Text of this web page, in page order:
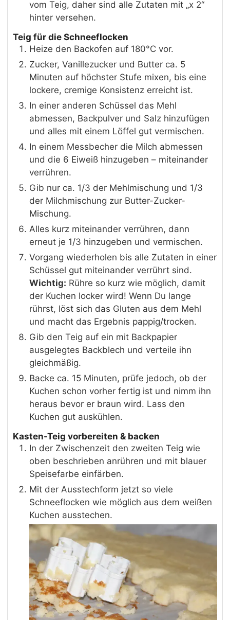
vom Teig, daher sind alle Zutaten mit „x 2“
hinter versehen.
Teig für die Schneeflocken
Heize den Backofen auf 180°C vor.
Zucker, Vanillezucker und Butter ca. 5
Minuten auf höchster Stufe mixen, bis eine
lockere, cremige Konsistenz erreicht ist.
In einer anderen Schüssel das Mehl
abmessen, Backpulver und Salz hinzufügen
und alles mit einem Löffel gut vermischen.
In einem Messbecher die Milch abmessen
und die 6 Eiweiß hinzugeben – miteinander
verrühren.
Gib nur ca. 1/3 der Mehlmischung und 1/3
der Milchmischung zur Butter-Zucker-
Mischung.
Alles kurz miteinander verrühren, dann
erneut je 1/3 hinzugeben und vermischen.
Vorgang wiederholen bis alle Zutaten in einer
Schüssel gut miteinander verrührt sind.
Wichtig: Rühre so kurz wie möglich, damit
der Kuchen locker wird! Wenn Du lange
rührst, löst sich das Gluten aus dem Mehl
und macht das Ergebnis pappig/trocken.
Gib den Teig auf ein mit Backpapier
ausgelegtes Backblech und verteile ihn
gleichmäßig.
Backe ca. 15 Minuten, prüfe jedoch, ob der
Kuchen schon vorher fertig ist und nimm ihn
heraus bevor er braun wird. Lass den
Kuchen gut auskühlen.
Kasten-Teig vorbereiten & backen
In der Zwischenzeit den zweiten Teig wie
oben beschrieben anrühren und mit blauer
Speisefarbe einfärben.
Mit der Ausstechform jetzt so viele
Schneeflocken wie möglich aus dem weißen
Kuchen ausstechen.